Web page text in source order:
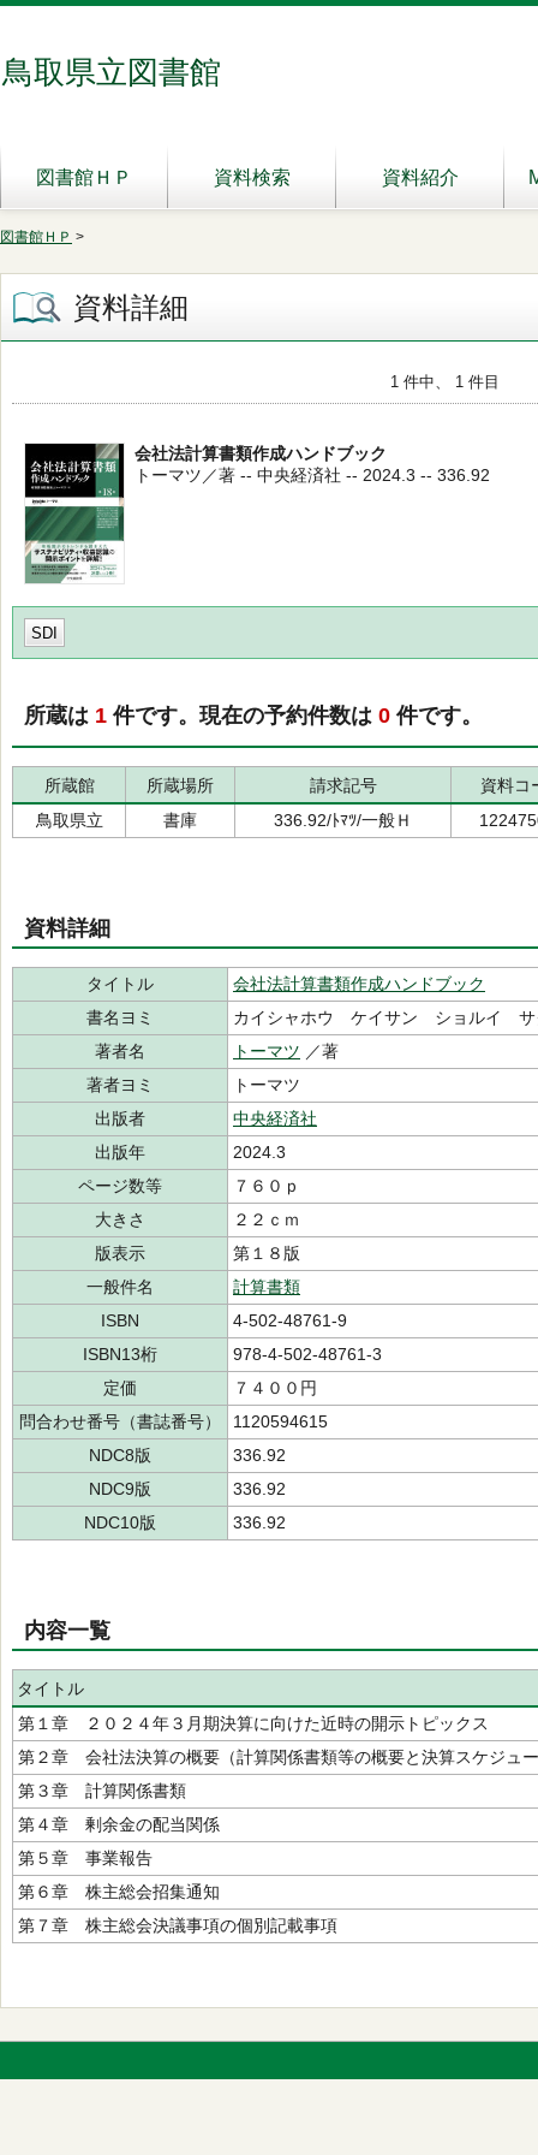
鳥取県立図書館
図書館ＨＰ 資料検索 資料紹介
図書館ＨＰ >
資料詳細
1 件中、 1 件目
会社法計算書類作成ハンドブック
トーマツ／著 -- 中央経済社 -- 2024.3 -- 336.92
SDI
所蔵は 1 件です。現在の予約件数は 0 件です。
所蔵館 所蔵場所 請求記号
資料コ
鳥取県立
書庫 336.92/ﾄﾏﾂ/一般Ｈ
資料詳細
タイトル
会社法計算書類作成ハンドブック
書名ヨミ
カイシャホウ ケイサン ショルイ サ
著者名
トーマツ ／著
著者ヨミ
トーマツ
出版者
中央経済社
出版年
2024.3
ページ数等
７６０ｐ
大きさ
２２ｃｍ
版表示
第１８版
一般件名
計算書類
ISBN
4-502-48761-9
ISBN13桁
978-4-502-48761-3
定価
７４００円
問合わせ番号（書誌番号）
1120594615
NDC8版
336.92
NDC9版
336.92
NDC10版
336.92
内容一覧
タイトル
第１章 ２０２４年３月期決算に向けた近時の開示トピックス
第２章 会社法決算の概要（計算関係書類等の概要と決算スケジュ
第３章 計算関係書類
第４章 剰余金の配当関係
第５章 事業報告
第６章 株主総会招集通知
第７章 株主総会決議事項の個別記載事項